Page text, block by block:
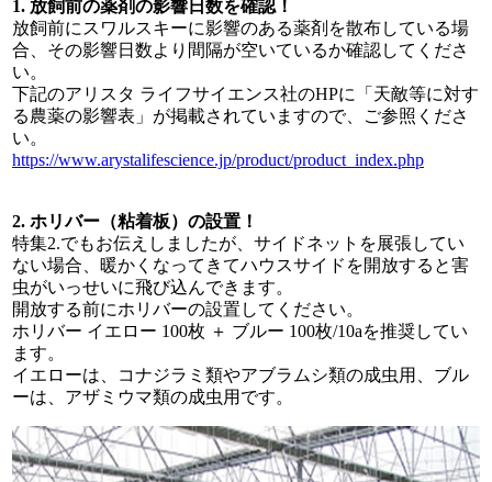
1. 放飼前の薬剤の影響日数を確認！
放飼前にスワルスキーに影響のある薬剤を散布している場
合、その影響日数より間隔が空いているか確認してくださ
い。
下記のアリスタ ライフサイエンス社のHPに「天敵等に対す
る農薬の影響表」が掲載されていますので、ご参照くださ
い。
https://www.arystalifescience.jp/product/product_index.php
2. ホリバー（粘着板）の設置！
特集2.でもお伝えしましたが、サイドネットを展張してい
ない場合、暖かくなってきてハウスサイドを開放すると害
虫がいっせいに飛び込んできます。
開放する前にホリバーの設置してください。
ホリバー イエロー 100枚 ＋ ブルー 100枚/10aを推奨してい
ます。
イエローは、コナジラミ類やアブラムシ類の成虫用、ブル
ーは、アザミウマ類の成虫用です。